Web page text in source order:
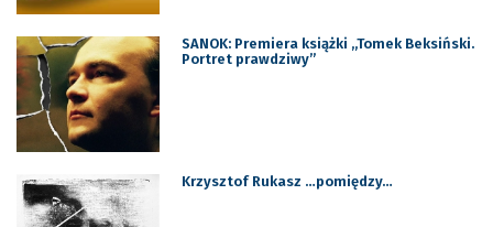
SANOK: Premiera książki „Tomek Beksiński.
Portret prawdziwy”
Krzysztof Rukasz …pomiędzy…